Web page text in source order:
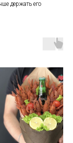
держать его